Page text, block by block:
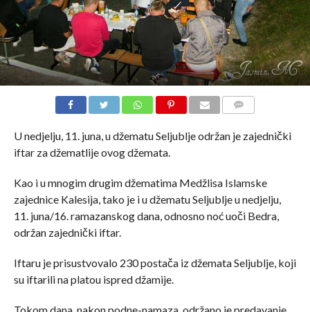
U nedjelju, 11. juna, u džematu Seljublje održan je zajednički
iftar za džematlije ovog džemata.
Kao i u mnogim drugim džematima Medžlisa Islamske
zajednice Kalesija, tako je i u džematu Seljublje u nedjelju,
11. juna/16. ramazanskog dana, odnosno noć uoči Bedra,
održan zajednički iftar.
Iftaru je prisustvovalo 230 postača iz džemata Seljublje, koji
su iftarili na platou ispred džamije.